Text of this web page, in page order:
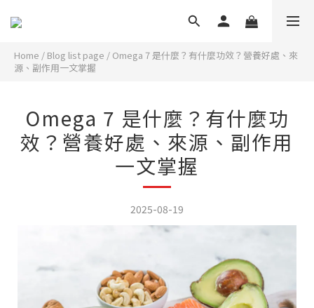
Home / Blog list page / Omega 7 是什麼？有什麼功效？營養好處、來
源、副作用一文掌握
Omega 7 是什麼？有什麼功
效？營養好處、來源、副作用
一文掌握
2025-08-19